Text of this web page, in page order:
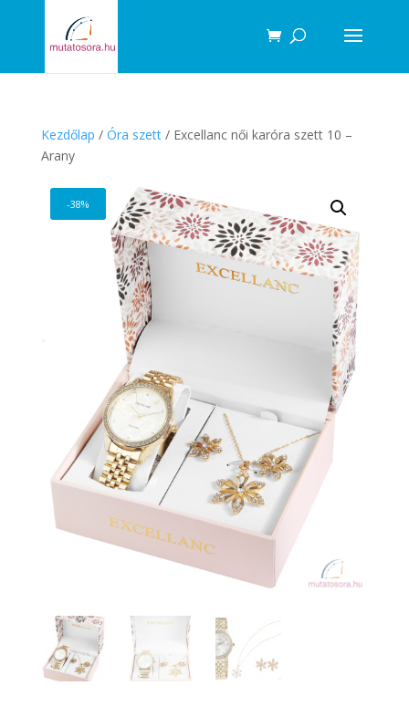
Kezdőlap / Óra szett/ Excellanc női karóra szett 10 –
Arany
-38%